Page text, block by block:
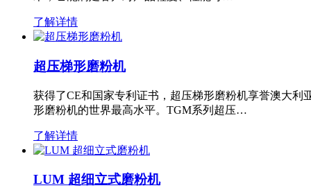
了解详情
超压梯形磨粉机
获得了CE和国家专利证书，超压梯形磨粉机享誉澳大
形磨粉机的世界最高水平。TGM系列超压…
了解详情
LUM 超细立式磨粉机